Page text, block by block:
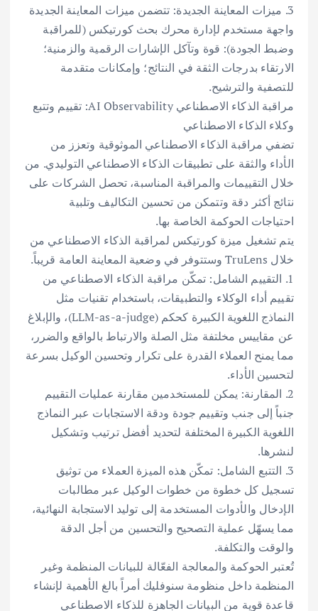
3. ميزات المعاينة الجديدة: تتضمن ميزات المعاينة الجديدة
واجهة مستخدم لإدارة محرك بحث كورتيكس (للمراقبة
وضبط الجودة): قوة وتآكل الإشارات الرقمية والزمنية؛
الارتقاء بدرجات الثقة في النتائج؛ وإمكانات متقدمة
للتصفية والترشيح.
مراقبة الذكاء الاصطناعي AI Observability: تقييم وتتبع
وكلاء الذكاء الاصطناعي
تضفي مراقبة الذكاء الاصطناعي الموثوقية وتعزز من
الأداء والثقة على تطبيقات الذكاء الاصطناعي التوليدي. من
خلال التقييمات والمراقبة المناسبة، تحصل الشركات على
نتائج أكثر دقة وتتمكن من تحسين التكاليف وتلبية
احتياجات الحوكمة الخاصة بها.
يتم تشغيل ميزة كورتيكس لمراقبة الذكاء الاصطناعي من
خلال TruLens وستتوفر في وضعية المعاينة العامة قريباً.
1. التقييم الشامل: تمكّن مراقبة الذكاء الاصطناعي من
تقييم أداء الوكلاء والتطبيقات، باستخدام تقنيات مثل
النماذج اللغوية الكبيرة كحكم (LLM-as-a-judge)، والإبلاغ
عن مقاييس مخلتفة مثل الصلة والارتباط بالواقع والضرر،
مما يمنح العملاء القدرة على تكرار وتحسين الوكيل بسرعة
لتحسين الأداء.
2. المقارنة: يمكن للمستخدمين مقارنة عمليات التقييم
جنباً إلى جنب وتقييم جودة ودقة الاستجابات عبر النماذج
اللغوية الكبيرة المختلفة لتحديد أفضل ترتيب وتشكيل
لنشرها.
3. التتبع الشامل: تمكّن هذه الميزة العملاء من توثيق
تسجيل كل خطوة من خطوات الوكيل عبر مطالبات
الإدخال والأدوات المستخدمة إلى توليد الاستجابة النهائية،
مما يسهّل عملية التصحيح والتحسين من أجل الدقة
والوقت والتكلفة.
تُعتبر الحوكمة والمعالجة الفعّالة للبيانات المنظمة وغير
المنظمة داخل منظومة سنوفليك أمراً بالغ الأهمية لإنشاء
قاعدة قوية من البيانات الجاهزة للذكاء الاصطناعي